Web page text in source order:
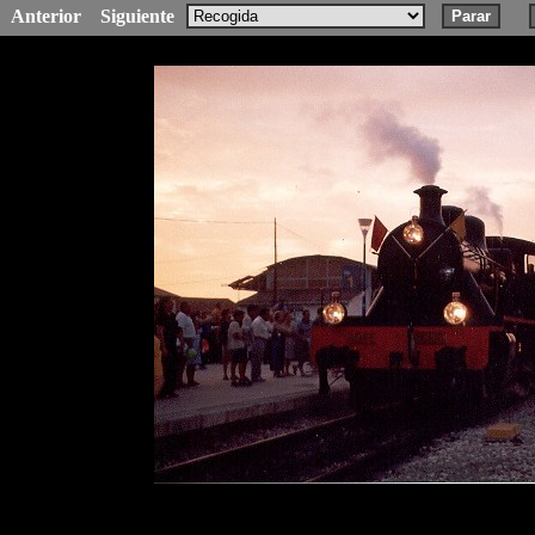
Anterior Siguiente Parar